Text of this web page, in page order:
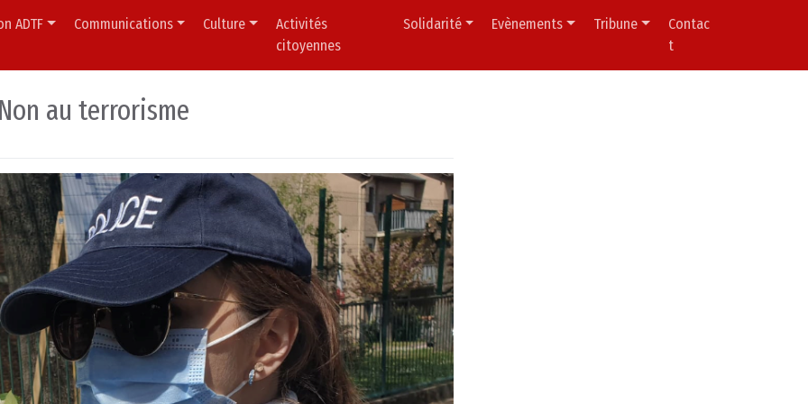
ADTF Communications Culture
Activités
citoyennes
Solidarité Evènements Tribune
Contac
t
au terrorisme